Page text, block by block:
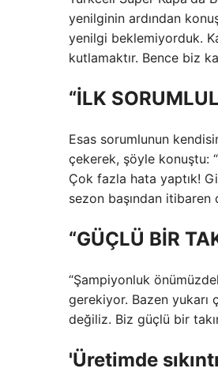
yenilginin ardından
yenilgi beklemiyorduk.
kutlamaktır. Bence biz
“İLK
Esas sorumlunun
çekerek, şöyle konuştu:
Çok fazla hata yaptık!
sezon başından
“GÜÇLÜ BİR
“Şampiyonluk
gerekiyor. Bazen yukarı
değiliz. Biz güçlü bir
'Üretimde